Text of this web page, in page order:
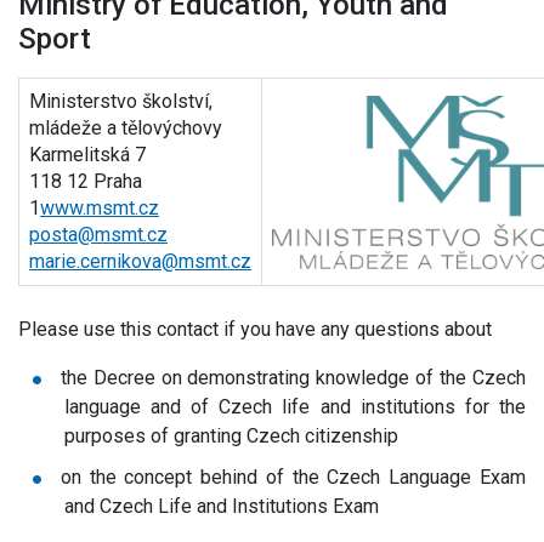
Sport
Ministerstvo školství,
mládeže a tělovýchovy
Karmelitská 7
118 12 Praha
1www.msmt.cz
posta@msmt.cz
marie.cernikova@msmt.cz
Please use this contact if you have any questions about
the Decree on demonstrating knowledge of the Czech
language and of Czech life and institutions for the
purposes of granting Czech citizenship
on the concept behind of the Czech Language Exam
and Czech Life and Institutions Exam